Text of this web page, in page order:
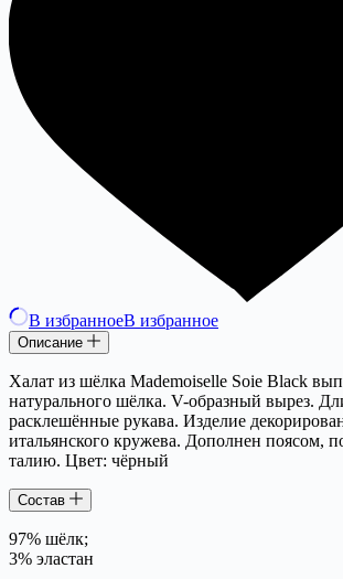
В избранноеВ избранное
Описание
Халат из шёлка Mademoiselle Soie Black
натурального шёлка. V-образный вырез.
расклешённые рукава. Изделие
итальянского кружева. Дополнен поясом,
талию. Цвет: чёрный
Состав
97% шёлк;
3% эластан